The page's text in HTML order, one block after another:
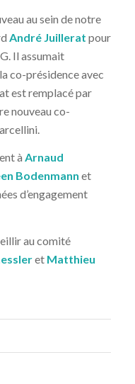
au sein de notre
André Juillerat pour
Il assumait
co-présidence avec
est remplacé par
nouveau co-
à Arnaud
Bodenmann et
d’engagement
au comité
et Matthieu